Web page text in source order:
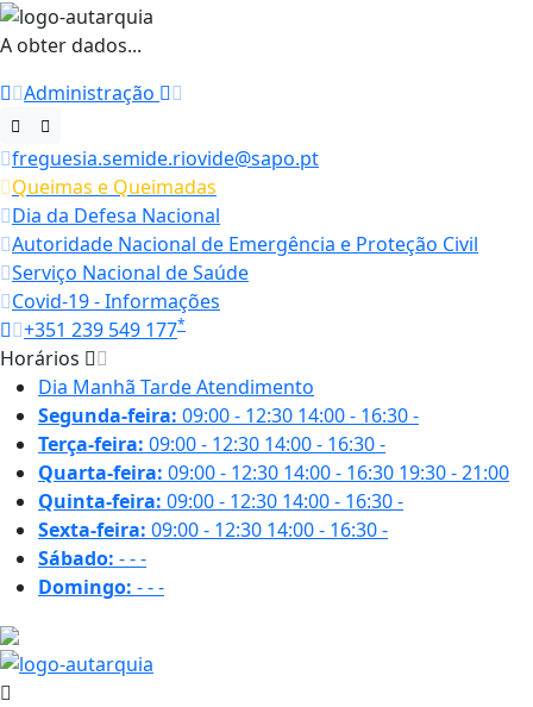
A obter dados...
Administração
freguesia.semide.riovide@sapo.pt
Queimas e Queimadas
Dia da Defesa Nacional
Autoridade Nacional de Emergência e Proteção Civil
Serviço Nacional de Saúde
Covid-19 - Informações
+351 239 549 177*
Horários
Dia Manhã TardeAtendimento
Segunda-feira: 09:00 - 12:30 14:00 - 16:30-
Terça-feira: 09:00 - 12:30 14:00 - 16:30-
Quarta-feira: 09:00 - 12:30 14:00 - 16:30 19:30 - 21:00
Quinta-feira: 09:00 - 12:30 14:00 - 16:30-
Sexta-feira: 09:00 - 12:30 14:00 - 16:30-
Sábado: ---
Domingo: ---